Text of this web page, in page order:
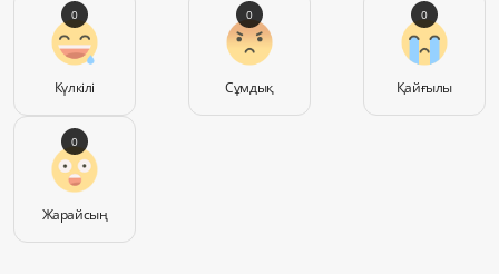
Күлкілі
0
Сұмдық
0
Қайғылы
0
Жарайсың
0